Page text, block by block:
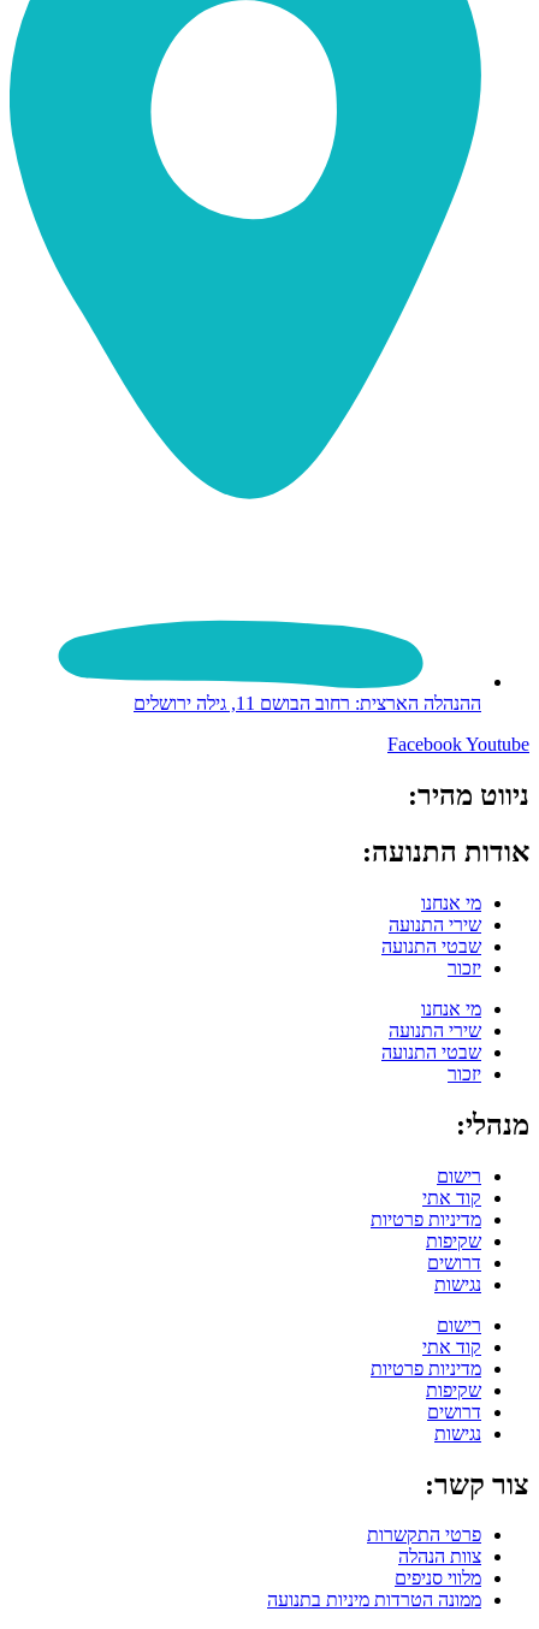
ההנהלה הארצית: רחוב הבושם 11, גילה ירושלים
FacebookYoutube
ניווט מהיר:
אודות התנועה:
מי אנחנו
שירי התנועה
שבטי התנועה
יזכור
מי אנחנו
שירי התנועה
שבטי התנועה
יזכור
מנהלי:
רישום
קוד אתי
מדיניות פרטיות
שקיפות
דרושים
נגישות
רישום
קוד אתי
מדיניות פרטיות
שקיפות
דרושים
נגישות
צור קשר:
פרטי התקשרות
צוות הנהלה
מלווי סניפים
ממונה הטרדות מיניות בתנועה